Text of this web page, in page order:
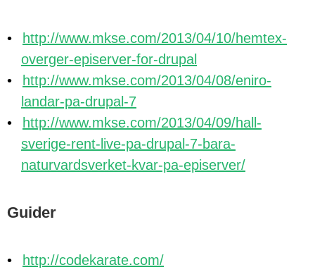
http://www.mkse.com/2013/04/10/hemtex-
overger-episerver-for-drupal
http://www.mkse.com/2013/04/08/eniro-
landar-pa-drupal-7
http://www.mkse.com/2013/04/09/hall-
sverige-rent-live-pa-drupal-7-bara-
naturvardsverket-kvar-pa-episerver/
Guider
http://codekarate.com/